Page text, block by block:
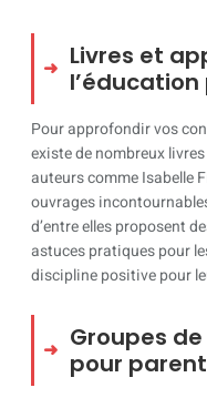
Livres et
Pour approfondir vos
existe de nombreux
auteurs comme Isabelle
ouvrages
d’entre elles proposent
astuces pratiques pour
discipline positive pour
Groupes
pour